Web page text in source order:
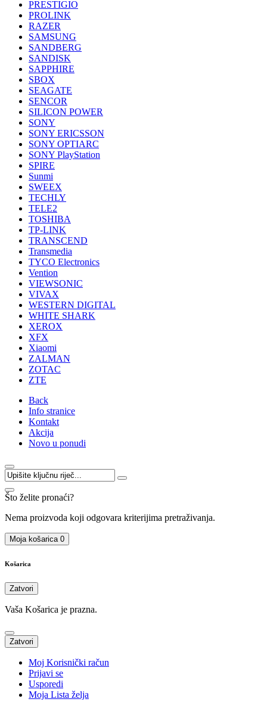
PRESTIGIO
PROLINK
RAZER
SAMSUNG
SANDBERG
SANDISK
SAPPHIRE
SBOX
SEAGATE
SENCOR
SILICON POWER
SONY
SONY ERICSSON
SONY OPTIARC
SONY PlayStation
SPIRE
Sunmi
SWEEX
TECHLY
TELE2
TOSHIBA
TP-LINK
TRANSCEND
Transmedia
TYCO Electronics
Vention
VIEWSONIC
VIVAX
WESTERN DIGITAL
WHITE SHARK
XEROX
XFX
Xiaomi
ZALMAN
ZOTAC
ZTE
Back
Info stranice
Kontakt
Akcija
Novo u ponudi
Što želite pronaći?
Nema proizvoda koji odgovara kriterijima pretraživanja.
Moja košarica 0
Košarica
Zatvori
Vaša Košarica je prazna.
Zatvori
Moj Korisnički račun
Prijavi se
Usporedi
Moja Lista želja